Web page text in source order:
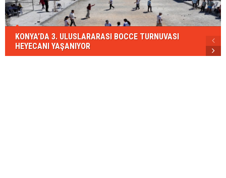
KONYA’DA 3. ULUSLARARASI BOCCE TURNUVASI
HEYECANI YAŞANIYOR